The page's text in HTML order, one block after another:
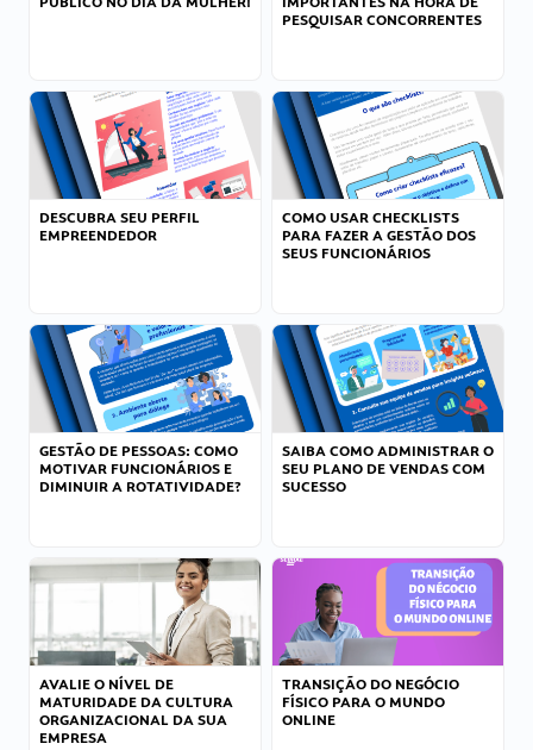
PESQUISAR CONCORRENTES
DESCUBRA SEU PERFIL
EMPREENDEDOR
COMO USAR CHECKLISTS
PARA FAZER A GESTÃO DOS
SEUS FUNCIONÁRIOS
GESTÃO DE PESSOAS: COMO
MOTIVAR FUNCIONÁRIOS E
DIMINUIR A ROTATIVIDADE?
SAIBA COMO ADMINISTRAR O
SEU PLANO DE VENDAS COM
SUCESSO
AVALIE O NÍVEL DE
MATURIDADE DA CULTURA
ORGANIZACIONAL DA SUA
EMPRESA
TRANSIÇÃO DO NEGÓCIO
FÍSICO PARA O MUNDO
ONLINE